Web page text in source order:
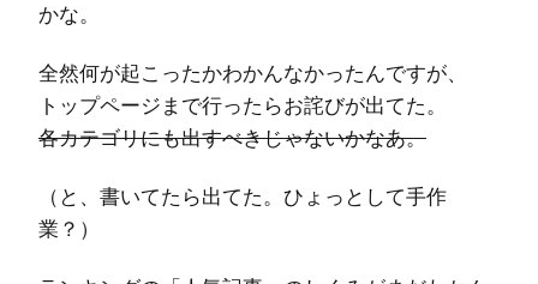
かな。
全然何が起こったかわかんなかったんですが、
トップページまで行ったらお詫びが出てた。
各カテゴリにも出すべきじゃないかなあ。
（と、書いてたら出てた。ひょっとして手作
業？）